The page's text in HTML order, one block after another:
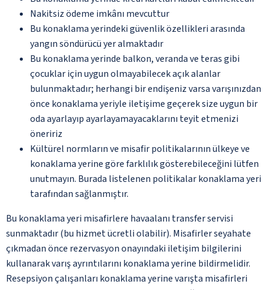
Nakitsiz ödeme imkânı mevcuttur
Bu konaklama yerindeki güvenlik özellikleri arasında
yangın söndürücü yer almaktadır
Bu konaklama yerinde balkon, veranda ve teras gibi
çocuklar için uygun olmayabilecek açık alanlar
bulunmaktadır; herhangi bir endişeniz varsa varışınızdan
önce konaklama yeriyle iletişime geçerek size uygun bir
oda ayarlayıp ayarlayamayacaklarını teyit etmenizi
öneririz
Kültürel normların ve misafir politikalarının ülkeye ve
konaklama yerine göre farklılık gösterebileceğini lütfen
unutmayın. Burada listelenen politikalar konaklama yeri
tarafından sağlanmıştır.
Bu konaklama yeri misafirlere havaalanı transfer servisi
sunmaktadır (bu hizmet ücretli olabilir). Misafirler seyahate
çıkmadan önce rezervasyon onayındaki iletişim bilgilerini
kullanarak varış ayrıntılarını konaklama yerine bildirmelidir.
Resepsiyon çalışanları konaklama yerine varışta misafirleri